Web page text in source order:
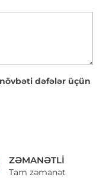
dəfələr üçün
ZƏMANƏTLI
Tam zəmanət